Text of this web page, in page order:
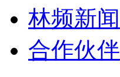
林频新闻
合作伙伴